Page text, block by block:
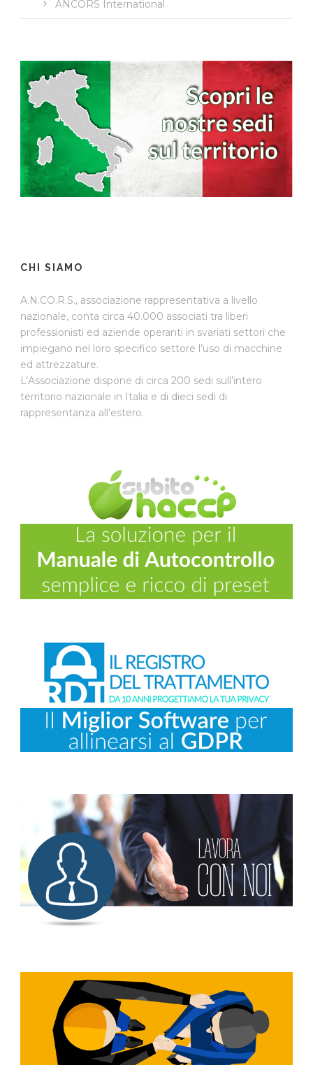
ANCORS International
CHI SIAMO
A.N.CO.R.S., associazione rappresentativa a livello
nazionale, conta circa 40.000 associati tra liberi
professionisti ed aziende operanti in svariati settori che
impiegano nel loro specifico settore l’uso di macchine
ed attrezzature.
L’Associazione dispone di circa 200 sedi sull’intero
territorio nazionale in Italia e di dieci sedi di
rappresentanza all’estero.